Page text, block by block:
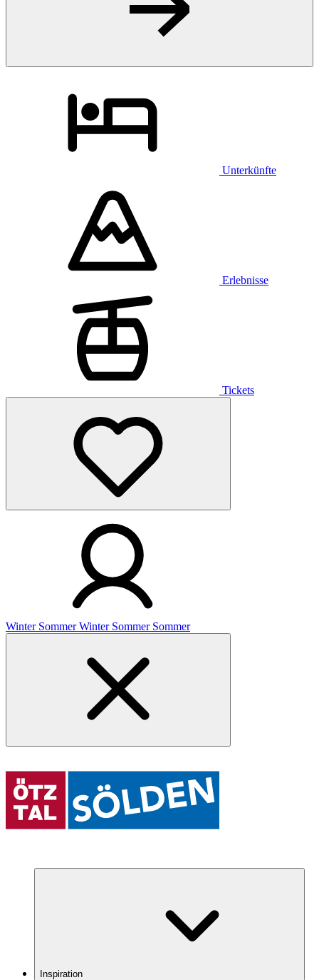
Unterkünfte
Erlebnisse
Tickets
Winter Sommer Winter Sommer Sommer
Inspiration